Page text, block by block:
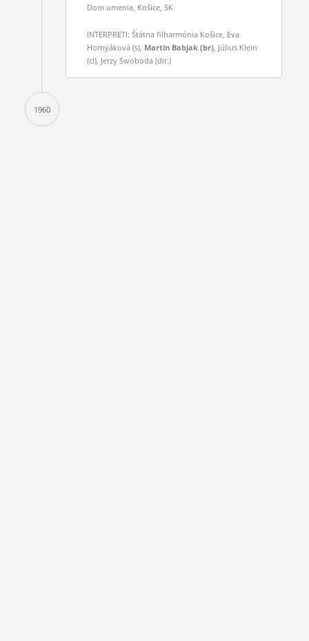
Dom umenia, Košice, SK
INTERPRETI: Štátna filharmónia Košice, Eva
Hornyáková (s), Martin Babjak (br), Július Klein
(cl), Jerzy Swoboda (dir.)
1960